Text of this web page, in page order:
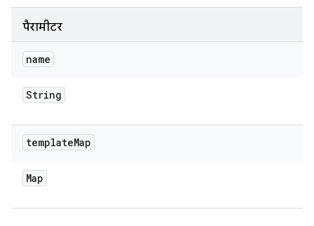
पैरामीटर
name
String
templateMap
Map